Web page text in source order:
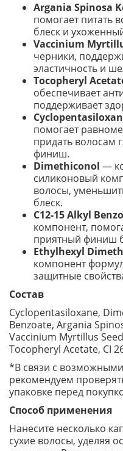
Argania Spinosa
помогает питать
блеск и
Vaccinium
черники,
эластичность и
Tocopheryl
обеспечивает
поддерживает
помогает
придать волосам
финиш.
Dimethiconol —
силиконовый
волосы,
блеск.
C12-15 Alkyl
компонент,
приятный финиш
Ethylhexyl
компонент
защитные
Состав
Cyclopentasiloxane,
Benzoate, Argania
Vaccinium Myrtillus
Tocopheryl Acetate, CI
*В связи с
рекомендуем
упаковке перед
Способ применения
Нанесите несколько
сухие волосы, уделяя